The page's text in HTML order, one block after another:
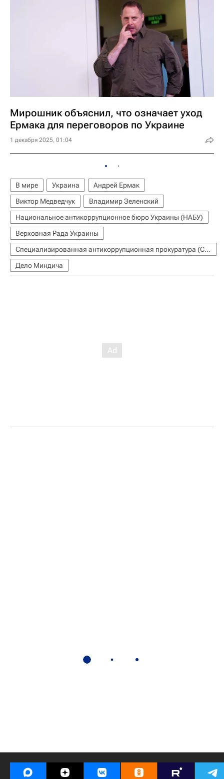
Мирошник объяснил, что означает уход
Ермака для переговоров по Украине
1 декабря 2025, 01:04
В мире Украина
Андрей Ермак
Виктор Медведчук
Владимир Зеленский
Национальное антикоррупционное бюро Украины (НАБУ)
Верховная Рада Украины
Специализированная антикоррупционная прокуратура (САП)
Дело Миндича